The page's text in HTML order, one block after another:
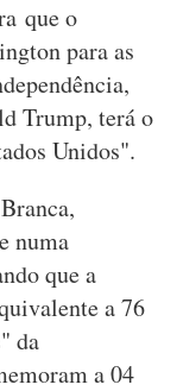
que o
para as
Trump, terá o
Unidos".
numa
que a
a 76
da
a 04